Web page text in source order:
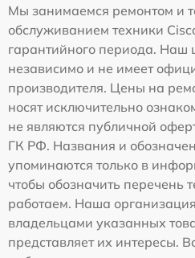
Мы занимаемся ремонтом и
обслуживанием техники
гарантийного периода. Наш
независимо и не имеет
производителя. Цены на
носят исключительно
не являются публичной
ГК РФ. Названия и
упоминаются только в
чтобы обозначить перечень
работаем. Наша
владельцами указанных
представляет их интересы.